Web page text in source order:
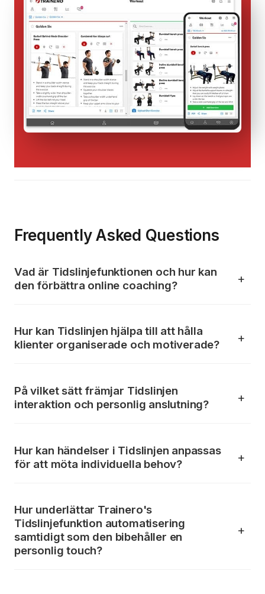
Frequently Asked Questions
Vad är Tidslinjefunktionen och hur kan
den förbättra online coaching?
Hur kan Tidslinjen hjälpa till att hålla
klienter organiserade och motiverade?
På vilket sätt främjar Tidslinjen
interaktion och personlig anslutning?
Hur kan händelser i Tidslinjen anpassas
för att möta individuella behov?
Hur underlättar Trainero's
Tidslinjefunktion automatisering
samtidigt som den bibehåller en
personlig touch?